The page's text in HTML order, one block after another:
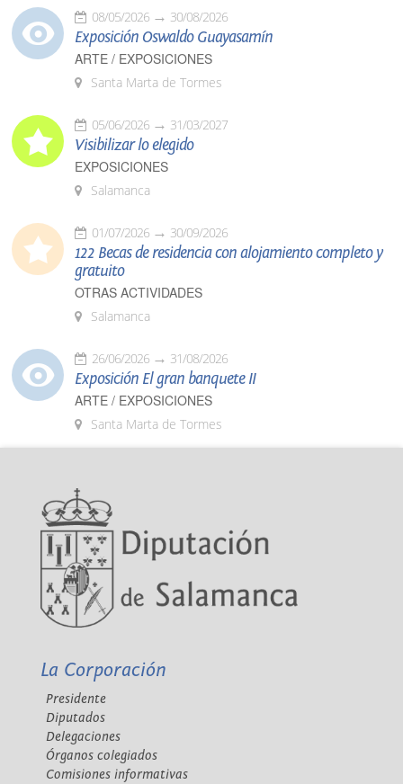
08/05/2026 30/08/2026
Exposición Oswaldo Guayasamín
ARTE / EXPOSICIONES
Santa Marta de Tormes
05/06/2026 31/03/2027
Visibilizar lo elegido
EXPOSICIONES
Salamanca
01/07/2026 30/09/2026
122 Becas de residencia con alojamiento completo y
gratuito
OTRAS ACTIVIDADES
Salamanca
26/06/2026 31/08/2026
Exposición El gran banquete II
ARTE / EXPOSICIONES
Santa Marta de Tormes
La Corporación
Presidente
Diputados
Delegaciones
Órganos colegiados
Comisiones informativas